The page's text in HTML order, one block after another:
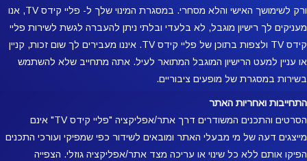
ורק לשימושך האישי והלא מסחרי. במסגרת המינוי שלך ל- פליי קידס TV, אנו
מעניקים לך רישיון מוגבל, לא בלעדי ובלתי ניתן להעברה לגשת לשירות פליי
קידס TV ולצפות בתוכן של פליי קידס TV. איננו מעבירים לך שום זכות, קניין
או עניין למעט הרישיון המוגבל המתואר לעיל. אתה מתחייב שלא להשתמש
בשירות במסגרת של מופעים ציבוריים.
התחייבות ואחריות האתר
הסרטים והתכנים המשודרים דרך אתר/אפליקציה "פליי קידס TV" אינם
מייצגים דעה של מי מבעלי האתר ומובאים לשידור כפי שמפיקי ועורכי התכנים
הפיקו אותם ללא כל שינוי או עריכה מצד אתר/אפליקציה גוזלי. הצפייה